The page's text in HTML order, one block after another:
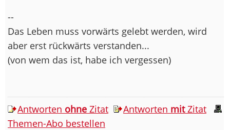
--
Das Leben muss vorwärts gelebt werden, wird
aber erst rückwärts verstanden...
(von wem das ist, habe ich vergessen)
Antworten ohne Zitat Antworten mitZitat
Themen-Abo bestellen